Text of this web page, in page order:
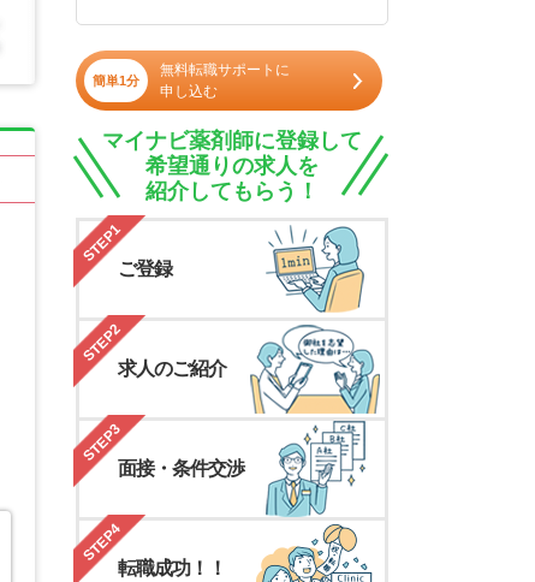
簡単1分
無料転職サポートに
申し込む
マイナビ薬剤師に登録して
希望通りの求人を
紹介してもらう！
STEP1
ご登録
STEP2
求人のご紹介
STEP3
面接・条件交渉
STEP4
転職成功！！